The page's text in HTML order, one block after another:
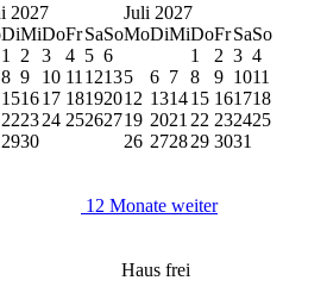
2027
DiMiDoFrSaSo
1
2 3 4 5 6
8 9 10 11 1213
151617 181920
222324 252627
2930
Juli 2027
MoDiMiDoFrSaSo
1
2 3 4
5
6 7 8 9 1011
12 131415 161718
19 2021 22 232425
26 272829 3031
12 Monate weiter
Haus frei